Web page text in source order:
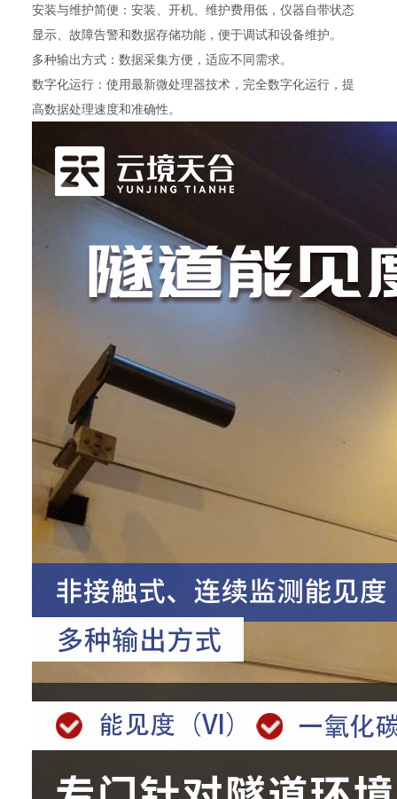
安装与维护简便：安装、开机、维护费用低，仪器自带状态
显示、故障告警和数据存储功能，便于调试和设备维护。
多种输出方式：数据采集方便，适应不同需求。
数字化运行：使用最新微处理器技术，完全数字化运行，提
高数据处理速度和准确性。